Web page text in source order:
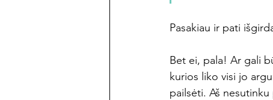
Pasakiau ir pati
Bet ei, pala! Ar gali
kurios liko visi jo
pailsėti. Aš